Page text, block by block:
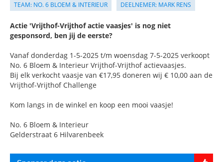
TEAM: NO. 6 BLOEM & INTERIEUR DEELNEMER: MARK RENS
Actie 'Vrijthof-Vrijthof actie vaasjes' is nog niet
gesponsord, ben jij de eerste?
Vanaf donderdag 1-5-2025 t/m woensdag 7-5-2025 verkoopt
No. 6 Bloem & Interieur Vrijthof-Vrijthof actievaasjes.
Bij elk verkocht vaasje van €17,95 doneren wij € 10,00 aan de
Vrijthof-Vrijthof Challenge
Kom langs in de winkel en koop een mooi vaasje!
No. 6 Bloem & Interieur
Gelderstraat 6 Hilvarenbeek